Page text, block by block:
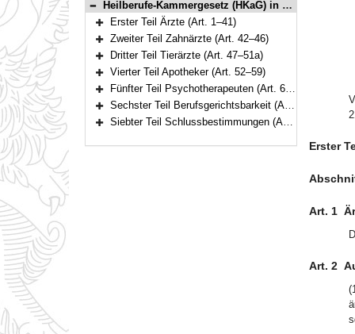
Bereich reduzieren
Heilberufe-Kammergesetz (HKaG) in der Fassung der Bekanntmachung vom 6. Februar 2002 (GVBl. S. 42, 43) BayRS 2122-3-G (Art. 1–103)
Bereich erweitern
Erster Teil Ärzte (Art. 1–41)
Bereich erweitern
Zweiter Teil Zahnärzte (Art. 42–46)
Bereich erweitern
Dritter Teil Tierärzte (Art. 47–51a)
Bereich erweitern
Vierter Teil Apotheker (Art. 52–59)
Bereich erweitern
Fünfter Teil Psychotherapeuten (Art. 60–65)
Bereich erweitern
Sechster Teil Berufsgerichtsbarkeit (Art. 66–102)
Siebter Teil Schlussbestimmungen (Art. 103)
Erster
Art. 1
Art. 2